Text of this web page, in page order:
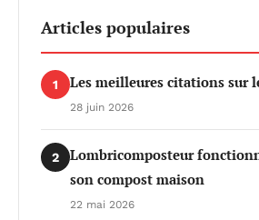
Articles populaires
1 Les meilleures citations sur
28 juin 2026
2
Lombricomposteur
son compost maison
22 mai 2026